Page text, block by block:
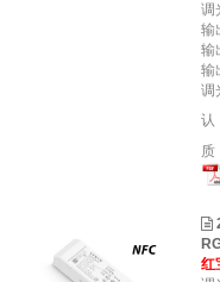
调
输
输
输
调
红